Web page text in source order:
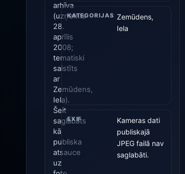
arhīva
(uzņemts
28.
aprīlis
2008;
tematiski
saistīts
ar
Zemūdens,
Iela).
Šeit
saglabāts
kā
publiska
atsauce
uz
KATEGORIJAS Zemūdens,
Iela
EXIF
Kameras dati
publiskajā
JPEG failā nav
saglabāti.